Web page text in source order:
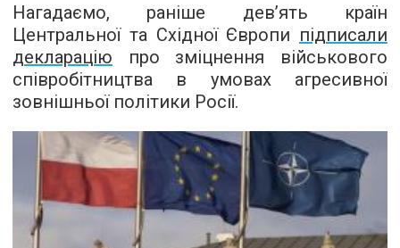
Нагадаємо, раніше дев’ять країн
Центральної та Східної Європи підписали
декларацію про зміцнення військового
співробітництва в умовах агресивної
зовнішньої політики Росії.